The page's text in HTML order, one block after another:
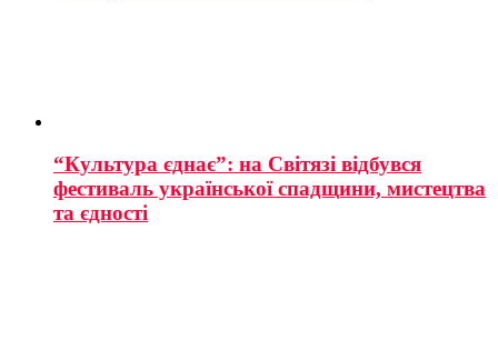
“Культура єднає”: на Світязі відбувся
фестиваль української спадщини, мистецтва
та єдності